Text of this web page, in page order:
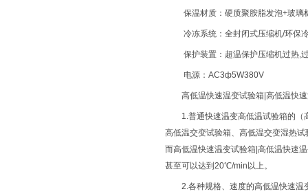
保温材质：硬质聚胺脂发泡+玻璃
冷冻系统：全封闭式压缩机/环保
保护装置：超温保护压缩机过热,
电源：AC3ф5W380V
高低温快速温变试验箱|高低温快
1.普通快速温变高低温试验箱的
高低温交变试验箱、高低温交变湿热
而高低温快速温变试验箱|高低温快速
甚至可以达到20℃/min以上。
2.各种规格、速度的高低温快速